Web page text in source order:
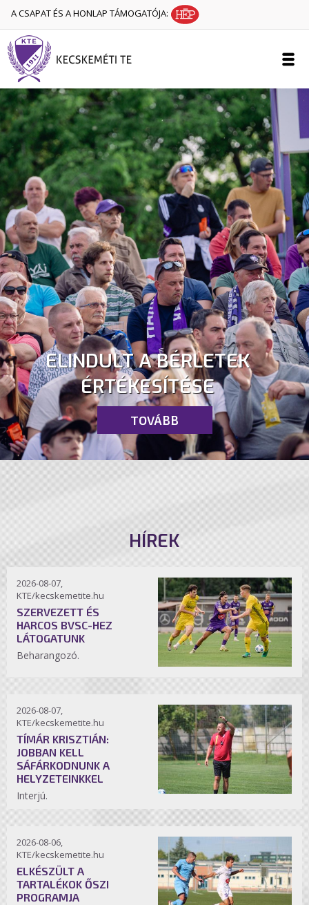
A CSAPAT ÉS A HONLAP TÁMOGATÓJA:
ELINDULT A BÉRLETEK
ÉRTÉKESÍTÉSE
TOVÁBB
HÍREK
2026-08-07,
KTE/kecskemetite.hu
SZERVEZETT ÉS
HARCOS BVSC-HEZ
LÁTOGATUNK
Beharangozó.
2026-08-07,
KTE/kecskemetite.hu
TÍMÁR KRISZTIÁN:
JOBBAN KELL
SÁFÁRKODNUNK A
HELYZETEINKKEL
Interjú.
2026-08-06,
KTE/kecskemetite.hu
ELKÉSZÜLT A
TARTALÉKOK ŐSZI
PROGRAMJA